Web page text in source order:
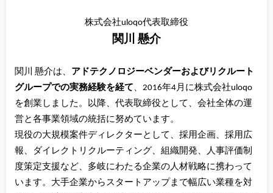
株式会社uloqo代表取締役
関川 懸介
関川 懸介は、 アドテクノロジーベンダーおよびリクルート
グループでの実務経験を経て、2016年4月に株式会社uloqo
を創業しました。以降、代表取締役として、会社全体の運
営と各事業領域の統括に努めています。
現役の大規模案件ディレクターとして、採用企画、採用広
報、ダイレクトリクルーティング、組織開発、人事評価制
度策定支援など、多岐にわたる企業の人材戦略に携わって
います。大手企業からスタートアップまで幅広い業種を対